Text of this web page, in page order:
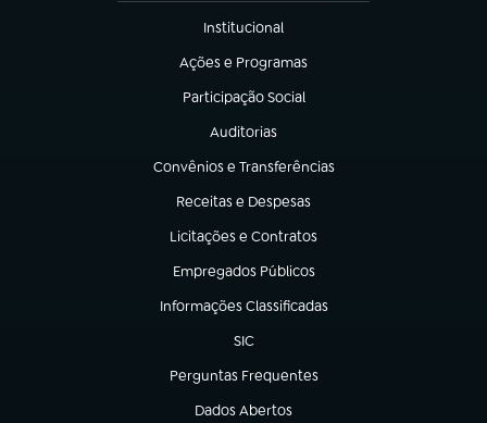
Institucional
(abre em nova aba)
Ações e Programas
(abre em nova aba)
Participação Social
(abre em nova aba)
Auditorias
(abre em nova aba)
Convênios e Transferências
(abre em nova aba)
Receitas e Despesas
(abre em nova aba)
Licitações e Contratos
(abre em nova aba)
Empregados Públicos
(abre em nova aba)
Informações Classificadas
(abre em nova aba)
SIC
(abre em nova aba)
Perguntas Frequentes
(abre em nova aba)
Dados Abertos
(abre em nova aba)